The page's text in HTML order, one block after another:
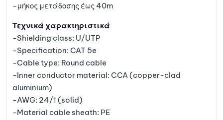
-μήκος μετάδοσης έως 40m
Τεχνικά χαρακτηριστικά
-Shielding class: U/UTP
-Specification: CAT 5e
-Cable type: Round cable
-Inner conductor material: CCA (copper-clad
aluminium)
-AWG: 24/1 (solid)
-Material cable sheath: PE